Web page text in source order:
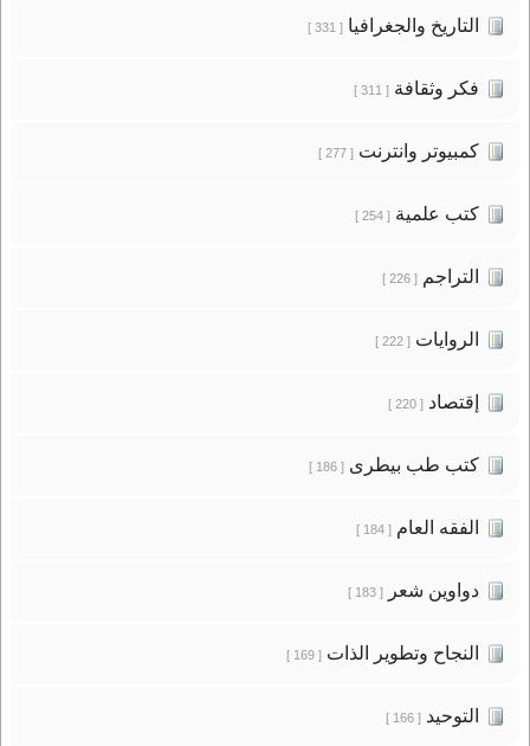
التاريخ والجغرافيا[ 331 ]
فكر وثقافة[ 311 ]
كمبيوتر وانترنت[ 277 ]
كتب علمية[ 254 ]
التراجم[ 226 ]
الروايات[ 222 ]
إقتصاد[ 220 ]
كتب طب بيطرى[ 186 ]
الفقه العام[ 184 ]
دواوين شعر[ 183 ]
النجاح وتطوير الذات[ 169 ]
التوحيد[ 166 ]